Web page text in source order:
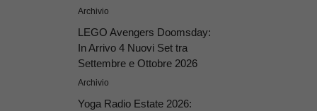
Archivio
LEGO Avengers Doomsday:
In Arrivo 4 Nuovi Set tra
Settembre e Ottobre 2026
Archivio
Yoga Radio Estate 2026: